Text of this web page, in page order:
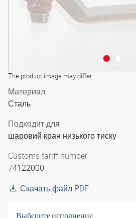
The product image may differ
Материал
Сталь
Подходит для
шаровий кран низького тиску
Customs tariff number
74122000
Скачать файл PDF
Выберите исполнение